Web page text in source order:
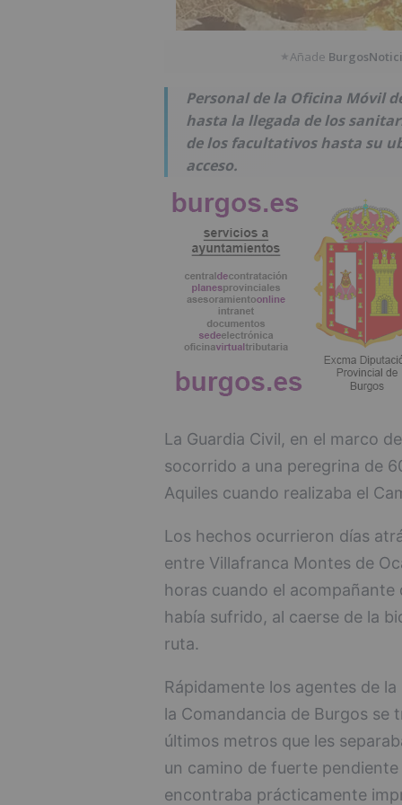
★Añade
Personal de la Oficina Móvil
hasta la llegada de los
de los facultativos hasta su
acceso.
La Guardia Civil, en el marco
socorrido a una peregrina de
Aquiles cuando realizaba el
Los hechos ocurrieron días
entre Villafranca Montes de
horas cuando el acompañante
había sufrido, al caerse de la
ruta.
Rápidamente los agentes de
la Comandancia de Burgos se
últimos metros que les
un camino de fuerte
encontraba prácticamente